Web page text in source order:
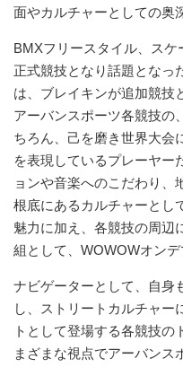
面やカルチャーとしての奥
BMXフリースタイル、ス
正式競技となり話題となっ
は、ブレイキンが追加競技
アーバンスポーツ各競技の
ちろん、己を磨き世界大会
を表現しているプレーヤー
ョンや音楽へのこだわり、
根底にあるカルチャーとし
魅力に加え、各競技の周辺
組として、WOWOWオンデ
ナビゲーターとして、自身
し、ストリートカルチャー
トとして登場する各競技の
まざまな視点でアーバンス